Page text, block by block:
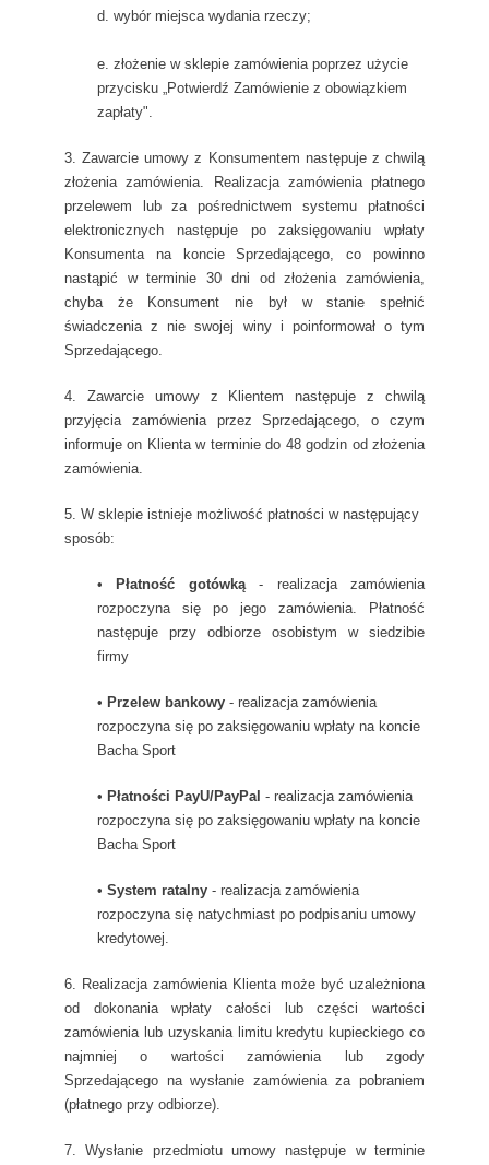
d. wybór miejsca wydania rzeczy;
e. złożenie w sklepie zamówienia poprzez użycie
przycisku „Potwierdź Zamówienie z obowiązkiem
zapłaty".
3. Zawarcie umowy z Konsumentem następuje z chwilą
złożenia zamówienia. Realizacja zamówienia płatnego
przelewem lub za pośrednictwem systemu płatności
elektronicznych następuje po zaksięgowaniu wpłaty
Konsumenta na koncie Sprzedającego, co powinno
nastąpić w terminie 30 dni od złożenia zamówienia,
chyba że Konsument nie był w stanie spełnić
świadczenia z nie swojej winy i poinformował o tym
Sprzedającego.
4. Zawarcie umowy z Klientem następuje z chwilą
przyjęcia zamówienia przez Sprzedającego, o czym
informuje on Klienta w terminie do 48 godzin od złożenia
zamówienia.
5. W sklepie istnieje możliwość płatności w następujący
sposób:
• Płatność gotówką- realizacja zamówienia
rozpoczyna się po jego zamówienia. Płatność
następuje przy odbiorze osobistym w siedzibie
firmy
• Przelew bankowy - realizacja zamówienia
rozpoczyna się po zaksięgowaniu wpłaty na koncie
Bacha Sport
• Płatności PayU/PayPal - realizacja zamówienia
rozpoczyna się po zaksięgowaniu wpłaty na koncie
Bacha Sport
• System ratalny - realizacja zamówienia
rozpoczyna się natychmiast po podpisaniu umowy
kredytowej.
6. Realizacja zamówienia Klienta może być uzależniona
od dokonania wpłaty całości lub części wartości
zamówienia lub uzyskania limitu kredytu kupieckiego co
najmniej o wartości zamówienia lub zgody
Sprzedającego na wysłanie zamówienia za pobraniem
(płatnego przy odbiorze).
7. Wysłanie przedmiotu umowy następuje w terminie